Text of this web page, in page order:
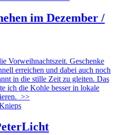
im Dezember /
Vorweihnachtszeit. Geschenke
erreichen und dabei auch noch
in die stille Zeit zu gleiten. Das
ich die Kohle besser in lokale
>>